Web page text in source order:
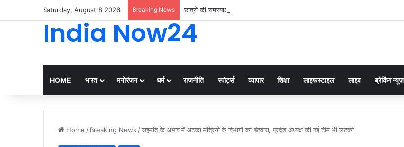
Saturday, August 8 2026 Breaking News छात्रों की समस्याओं का समाधान डबल इंजन सरकार की सर्वोच्च प्राथमिकता केशव प्रसाद मौर्या
India Now24
HOME भारत मनोरंजन धर्म राजनीति स्पोर्ट्स व्यापार शिक्षा लाइफस्टाइल लाइव ब्रेकिंग न्यूज़
Home / Breaking News /सहमति के अभाव में अटका मंत्रियों के विभागों का बंटवारा, प्रदेश अध्यक्ष की नई टीम भी लटकी